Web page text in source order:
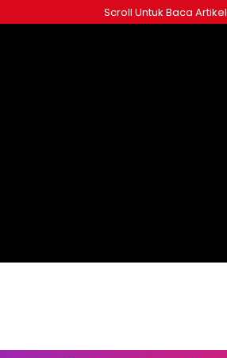
ke
Scroll Untuk Baca Artikel